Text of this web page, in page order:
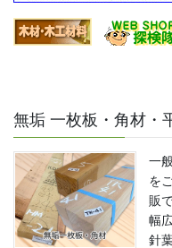
無垢 一枚板・角材・
一
を
販
幅
針